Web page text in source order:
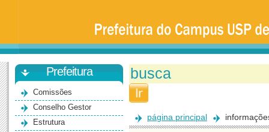
Universidade
São
Paulo
-
BauruPrefeitura
Comissões
Conselho Gestor
Estrutura
página principal